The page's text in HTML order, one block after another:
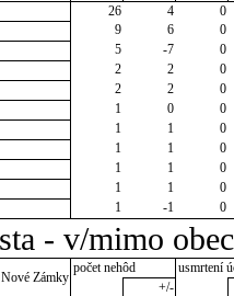
26 4
0
9 6
0
5 -7
0
2 2
0
2 2
0
1 0
0
1 1
0
1 1
0
1 1
0
1 1
0
1 -1 0
- v/mimo obec
Nové Zámky
počet nehôd
usmrtení
+/-